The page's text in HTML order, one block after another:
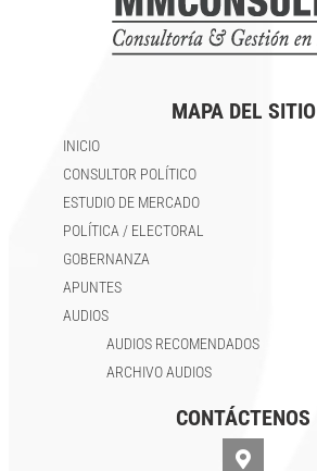
CONTÁCTENOS
MAPA DEL SITIO
INICIO
CONSULTOR POLÍTICO
ESTUDIO DE MERCADO
POLÍTICA / ELECTORAL
GOBERNANZA
APUNTES
AUDIOS
AUDIOS RECOMENDADOS
ARCHIVO AUDIOS